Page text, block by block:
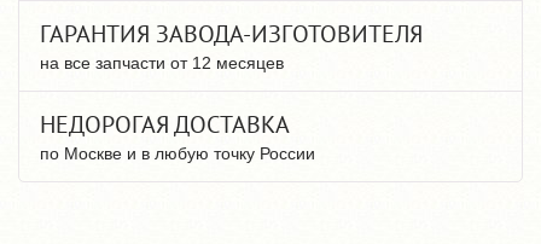
ГАРАНТИЯ ЗАВОДА-ИЗГОТОВИТЕЛЯ
на все запчасти от 12 месяцев
НЕДОРОГАЯ ДОСТАВКА
по Москве и в любую точку России